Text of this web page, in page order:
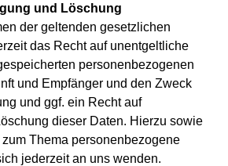
und Löschung
der geltenden gesetzlichen
das Recht auf unentgeltliche
personenbezogenen
und Empfänger und den Zweck
und ggf. ein Recht auf
dieser Daten. Hierzu sowie
Thema personenbezogene
jederzeit an uns wenden.